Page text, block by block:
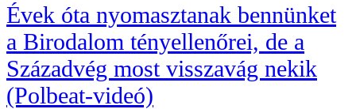
Évek óta nyomasztanak bennünket
a Birodalom tényellenőrei, de a
Századvég most visszavág nekik
(Polbeat-videó)